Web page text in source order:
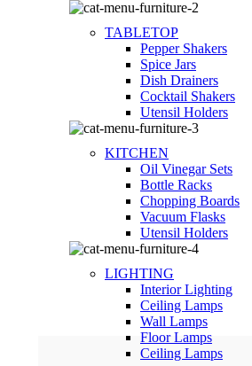
TABLETOP
Pepper Shakers
Spice Jars
Dish Drainers
Сocktail Shakers
Utensil Holders
KITCHEN
Oil Vinegar Sets
Bottle Racks
Chopping Boards
Vacuum Flasks
Utensil Holders
LIGHTING
Interior Lighting
Ceiling Lamps
Wall Lamps
Floor Lamps
Ceiling Lamps